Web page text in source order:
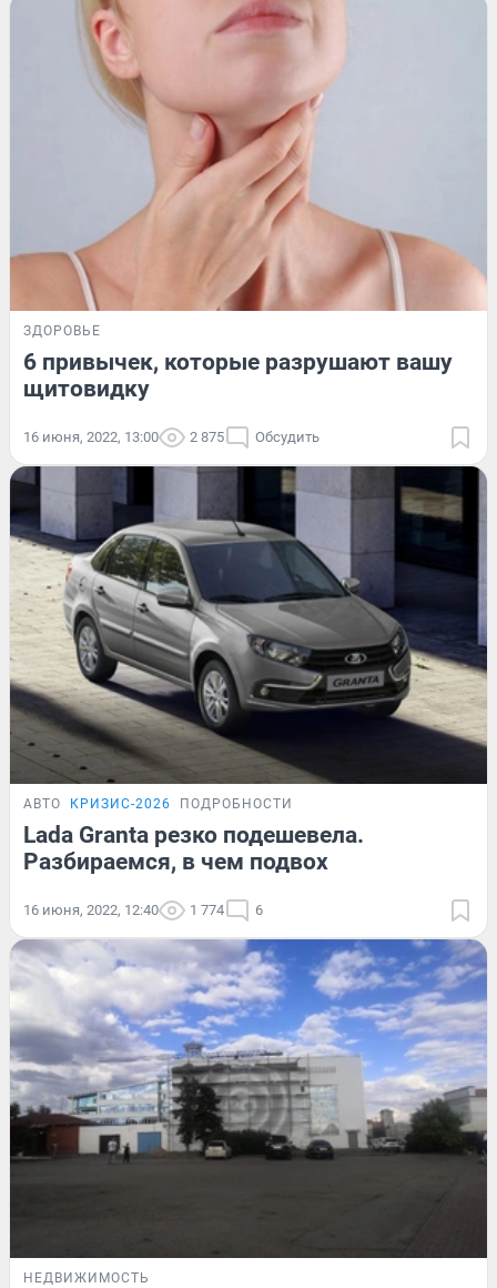
ЗДОРОВЬЕ
6 привычек, которые разрушают вашу
щитовидку
16 июня, 2022, 13:00 2 875 Обсудить
АВТО КРИЗИС-2026 ПОДРОБНОСТИ
Lada Granta резко подешевела.
Разбираемся, в чем подвох
16 июня, 2022, 12:40 1 774 6
НЕДВИЖИМОСТЬ